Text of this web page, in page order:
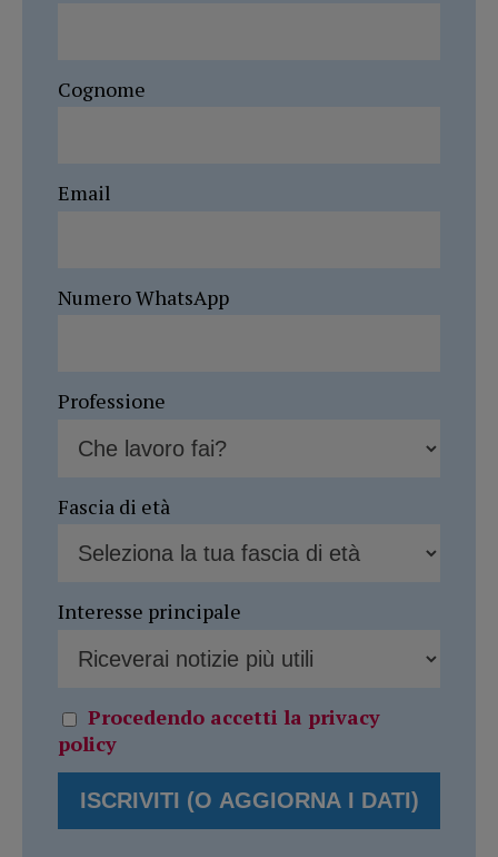
Cognome
Email
Numero WhatsApp
Professione
Fascia di età
Interesse principale
Procedendo accetti la privacy
policy